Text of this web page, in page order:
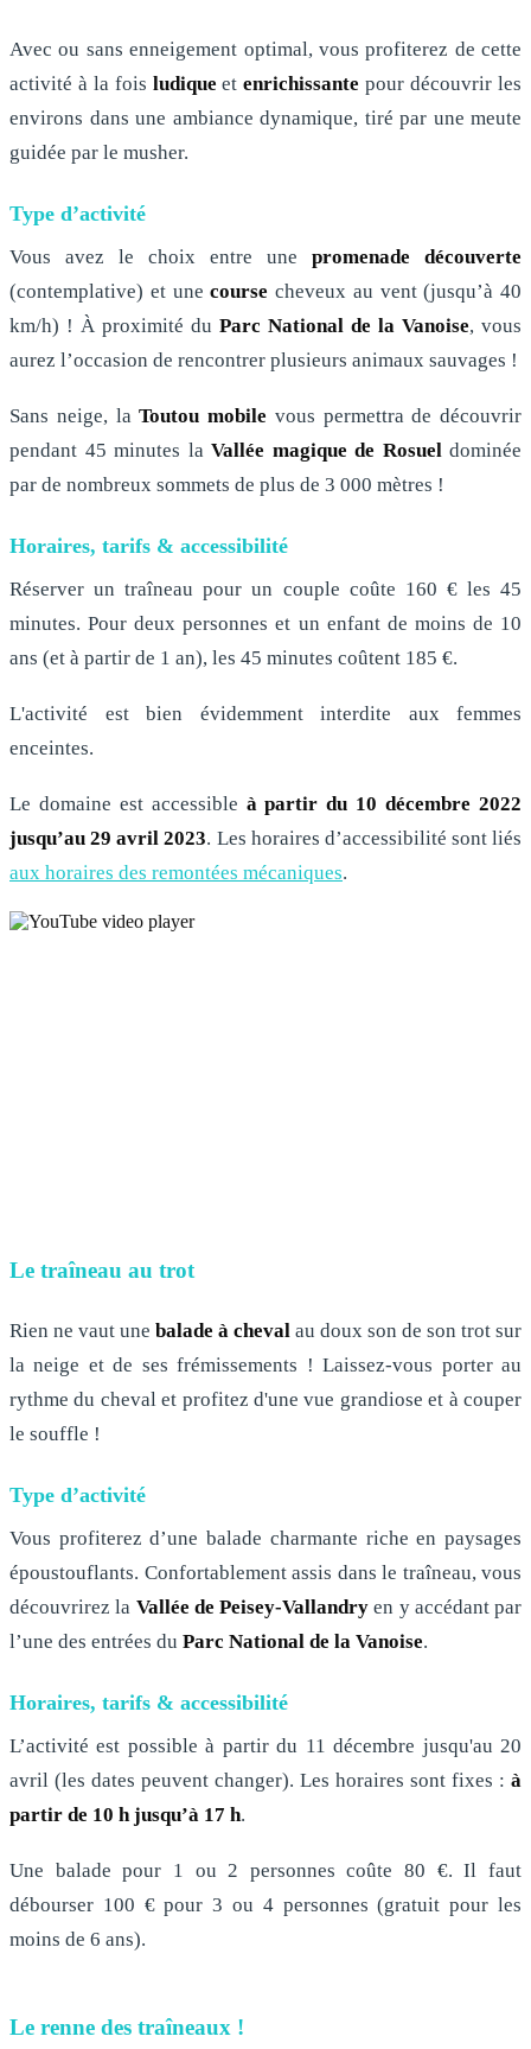
Avec ou sans enneigement optimal, vous profiterez de cette
activité à la fois ludiqueetenrichissantepour découvrir les
environs dans une ambiance dynamique, tiré par une meute
guidée par le musher.
Type d’activité
Vous avez le choix entre une promenade découverte
(contemplative) et unecourse cheveux au vent (jusqu’à 40
km/h) ! À proximité du Parc National de la Vanoise, vous
aurez l’occasion de rencontrer plusieurs animaux sauvages !
Sans neige, laToutou mobile vous permettra de découvrir
pendant 45 minutes laVallée magique de Rosueldominée
par de nombreux sommets de plus de 3 000 mètres !
Horaires, tarifs & accessibilité
Réserver un traîneau pour un couple coûte 160 € les 45
minutes. Pour deux personnes et un enfant de moins de 10
ans (et à partir de 1 an), les 45 minutes coûtent 185 €.
L'activité est bien évidemment interdite aux femmes
enceintes.
Le domaine est accessible à partir du 10 décembre 2022
jusqu’au 29 avril 2023. Les horaires d’accessibilité sont liés
aux horaires des remontées mécaniques.
Le traîneau au trot
Rien ne vaut une balade à cheval au doux son de son trot sur
la neige et de ses frémissements ! Laissez-vous porter au
rythme du cheval et profitez d'une vue grandiose et à couper
le souffle !
Type d’activité
Vous profiterez d’une balade charmante riche en paysages
époustouflants. Confortablement assis dans le traîneau, vous
découvrirez la Vallée de Peisey-Vallandry en y accédant par
l’une des entrées du Parc National de la Vanoise.
Horaires, tarifs & accessibilité
L’activité est possible à partir du 11 décembre jusqu'au 20
avril (les dates peuvent changer). Les horaires sont fixes : à
partir de 10 h jusqu’à 17 h.
Une balade pour 1 ou 2 personnes coûte 80 €. Il faut
débourser 100 € pour 3 ou 4 personnes (gratuit pour les
moins de 6 ans).
Le renne des traîneaux !